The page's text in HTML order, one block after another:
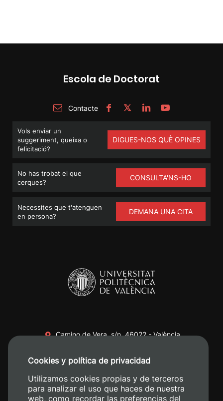
Escola de Doctorat
Contacte
Vols enviar un
suggeriment, queixa o
felicitació?
DIGUES-NOS QUÈ OPINES
No has trobat el que
cerques?
CONSULTA'NS-HO
Necessites que t'atenguen
en persona?
DEMANA UNA CITA
Camino de Vera, s/n. 46022 - València
+34 620 04 00 50
Cookies y política de privacidad
Utilizamos cookies propias y de terceros
para analizar el uso que haces de nuestra
web, como recordar las preferencias del